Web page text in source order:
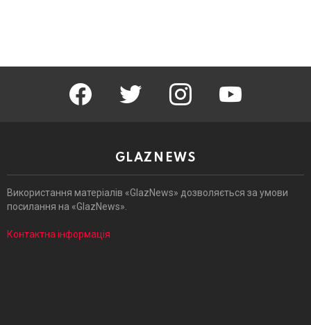
facebook twitter instagram youtube
GLAZNEWS
Використання матеріалів «GlazNews» дозволяється за умови
посилання на «GlazNews».
Контактна інформація